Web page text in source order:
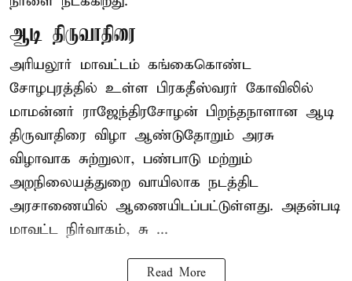
ஆடி திருவாதிரை
அரியலூர் மாவட்டம் கங்கைகொண்ட
சோழபுரத்தில் உள்ள பிரகதீஸ்வரர் கோவிலில்
மாமன்னர் ராஜேந்திரசோழன் பிறந்தநாளான ஆடி
திருவாதிரை விழா ஆண்டுதோறும் அரசு
விழாவாக சுற்றுலா, பண்பாடு மற்றும்
அறநிலையத்துறை வாயிலாக நடத்திட
அரசாணையில் ஆணையிடப்பட்டுள்ளது. அதன்படி
மாவட்ட நிர்வாகம், சு ...
Read More